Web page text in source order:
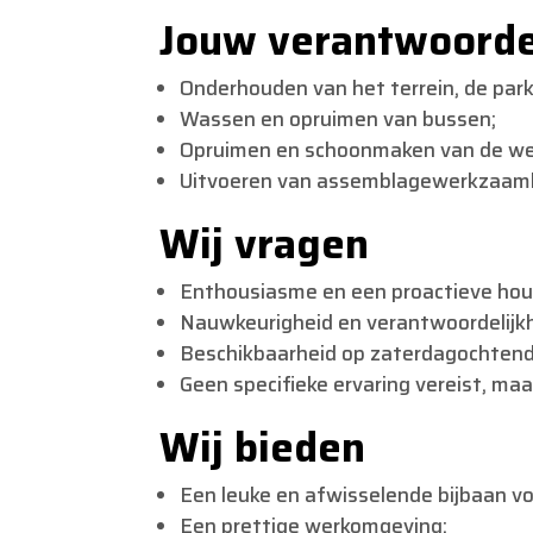
Jouw
Onderhouden van het terrein, de
Wassen en opruimen van bussen;
Opruimen en schoonmaken van de
Uitvoeren van
Wij vragen
Enthousiasme en een proactieve
Nauwkeurigheid en
Beschikbaarheid op
Geen specifieke ervaring vereist,
Wij bieden
Een leuke en afwisselende bijbaan
Een prettige werkomgeving;